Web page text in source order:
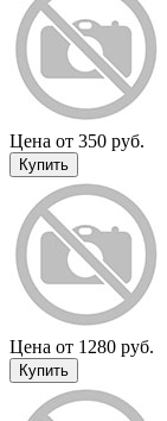
Цена от 350 руб.
Купить
Цена от 1280 руб.
Купить